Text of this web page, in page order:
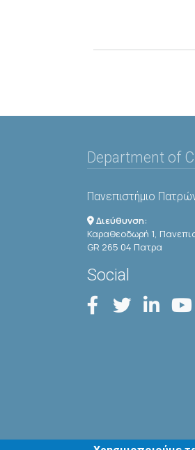
Department of
Πανεπιστήμιο
Διεύθυνση:
Καραθεοδωρή 1,
GR 265 04 Πατρα
Social